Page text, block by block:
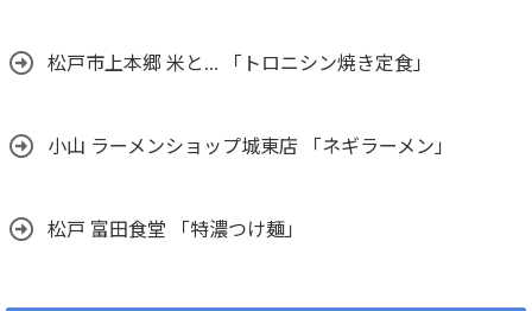
松戸市上本郷 米と… 「トロニシン焼き定食」
小山 ラーメンショップ城東店 「ネギラーメン」
松戸 富田食堂 「特濃つけ麺」